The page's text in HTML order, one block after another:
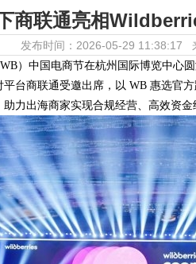
商联通亮相
发布时间：2026-05-29 11:38:17
）中国电商节在杭州国际博览中心
台商联通受邀出席，以 WB 惠选官
力出海商家实现合规经营、高效资